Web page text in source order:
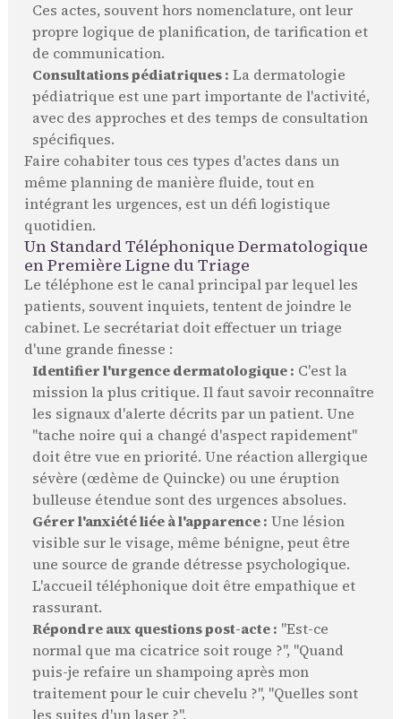
Ces actes, souvent hors nomenclature, ont leur
propre logique de planification, de tarification et
de communication.
Consultations pédiatriques : La dermatologie
pédiatrique est une part importante de l'activité,
avec des approches et des temps de consultation
spécifiques.
Faire cohabiter tous ces types d'actes dans un
même planning de manière fluide, tout en
intégrant les urgences, est un défi logistique
quotidien.
Un Standard Téléphonique Dermatologique
en Première Ligne du Triage
Le téléphone est le canal principal par lequel les
patients, souvent inquiets, tentent de joindre le
cabinet. Le secrétariat doit effectuer un triage
d'une grande finesse :
Identifier l'urgence dermatologique : C'est la
mission la plus critique. Il faut savoir reconnaître
les signaux d'alerte décrits par un patient. Une
"tache noire qui a changé d'aspect rapidement"
doit être vue en priorité. Une réaction allergique
sévère (œdème de Quincke) ou une éruption
bulleuse étendue sont des urgences absolues.
Gérer l'anxiété liée à l'apparence : Une lésion
visible sur le visage, même bénigne, peut être
une source de grande détresse psychologique.
L'accueil téléphonique doit être empathique et
rassurant.
Répondre aux questions post-acte : "Est-ce
normal que ma cicatrice soit rouge ?", "Quand
puis-je refaire un shampoing après mon
traitement pour le cuir chevelu ?", "Quelles sont